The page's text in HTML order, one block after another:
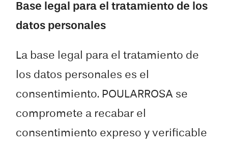
Base legal para el tratamiento de los
datos personales
La base legal para el tratamiento de
los datos personales es el
consentimiento. POULARROSA se
compromete a recabar el
consentimiento expreso y verificable